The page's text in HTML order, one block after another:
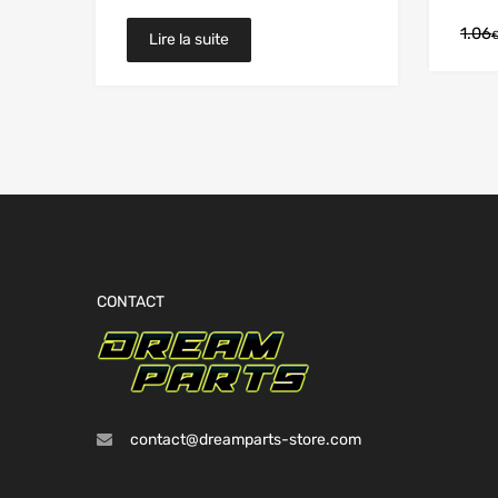
Lire la suite 1.06
CONTACT
contact@dreamparts-store.com